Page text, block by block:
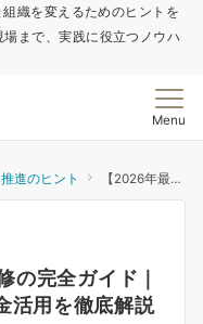
織を変えるためのヒントを
まで、実践に役立つノウハ
Menu
進のヒント 【2026年最新】DX社員研修の完全ガイド｜階層別カリキュラムと助成金活用を徹底解説
の完全ガイド｜
活用を徹底解説